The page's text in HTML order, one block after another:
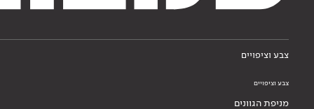
צבע וציפויים
צבע וציפויים
מניפת הגוונים